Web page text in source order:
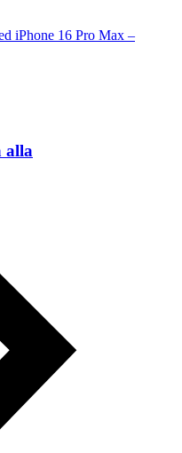
iPhone 16 Pro Max –
alla